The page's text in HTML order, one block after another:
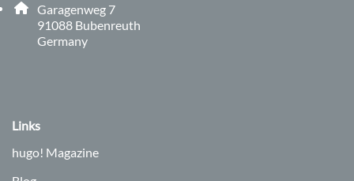
Adresse:
Garagenweg 7
91088 , 9 1 0 8 8
Bubenreuth
Germany
Links
hugo! Magazine